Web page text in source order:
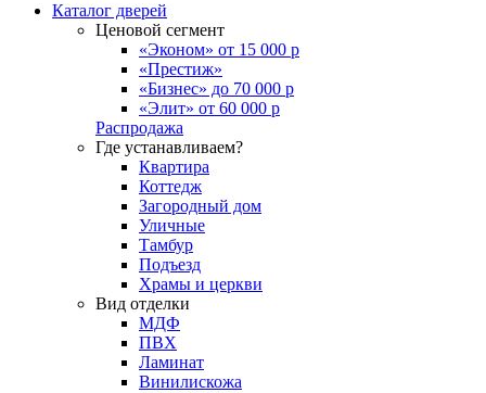
Каталог дверей
Ценовой сегмент
«Эконом» от 15 000 р
«Престиж»
«Бизнес» до 70 000 р
«Элит» от 60 000 р
Распродажа
Где устанавливаем?
Квартира
Коттедж
Загородный дом
Уличные
Тамбур
Подъезд
Храмы и церкви
Вид отделки
МДФ
ПВХ
Ламинат
Винилискожа